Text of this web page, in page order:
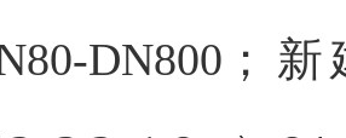
DN800 ；